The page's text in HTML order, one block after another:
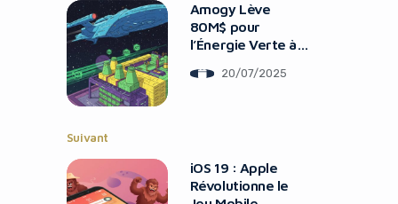
Amogy Lève
80M$ pour
l’Énergie Verte à
20/07/2025
Suivant
iOS 19 : Apple
Révolutionne le